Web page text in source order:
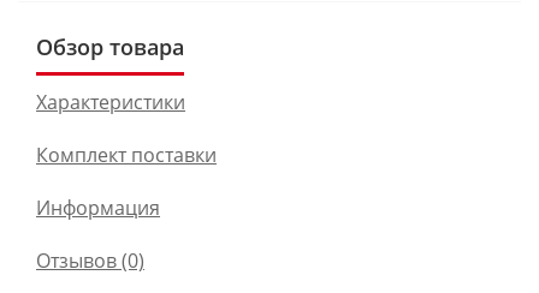
Обзор товара
Характеристики
Комплект поставки
Информация
Отзывов (0)